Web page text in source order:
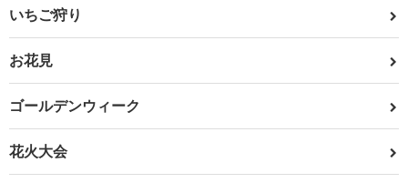
いちご狩り
お花見
ゴールデンウィーク
花火大会